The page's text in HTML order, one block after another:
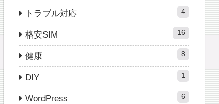
トラブル対応 4
格安SIM 16
健康 8
DIY 1
WordPress 6